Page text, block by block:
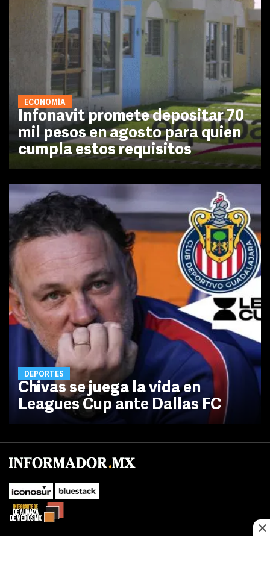
ECONOMÍA
Infonavit promete depositar 70
mil pesos en agosto para quien
cumpla estos requisitos
DEPORTES
Chivas se juega la vida en
Leagues Cup ante Dallas FC